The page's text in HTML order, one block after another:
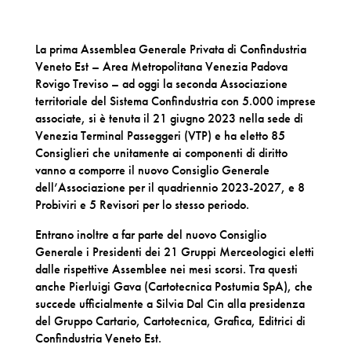
La prima Assemblea Generale Privata di Confindustria
Veneto Est – Area Metropolitana Venezia Padova
Rovigo Treviso – ad oggi la seconda Associazione
territoriale del Sistema Confindustria con 5.000 imprese
associate, si è tenuta il 21 giugno 2023 nella sede di
Venezia Terminal Passeggeri (VTP) e ha eletto 85
Consiglieri che unitamente ai componenti di diritto
vanno a comporre il nuovo Consiglio Generale
dell’Associazione per il quadriennio 2023-2027, e 8
Probiviri e 5 Revisori per lo stesso periodo.
Entrano inoltre a far parte del nuovo Consiglio
Generale i Presidenti dei 21 Gruppi Merceologici eletti
dalle rispettive Assemblee nei mesi scorsi. Tra questi
anche Pierluigi Gava (Cartotecnica Postumia SpA), che
succede ufficialmente a Silvia Dal Cin alla presidenza
del Gruppo Cartario, Cartotecnica, Grafica, Editrici di
Confindustria Veneto Est.